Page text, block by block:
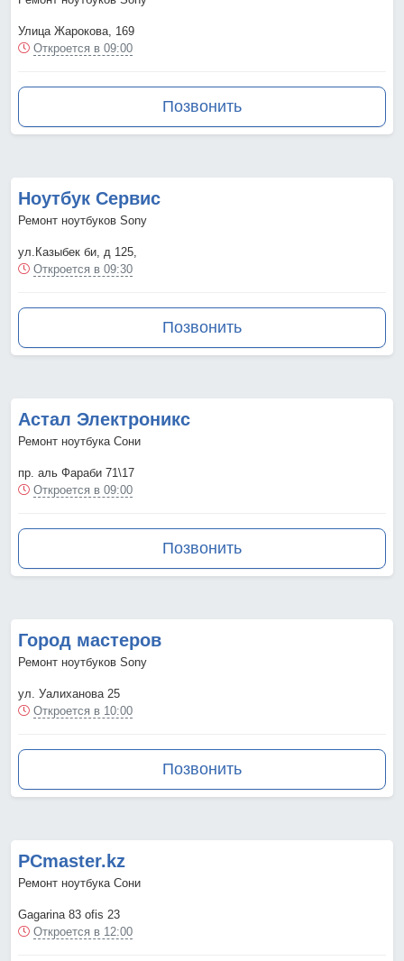
Улица Жарокова, 169
Откроется в 09:00
Позвонить
Ноутбук Сервис
Ремонт ноутбуков Sony
ул.Казыбек би, д 125,
Откроется в 09:30
Позвонить
Астал Электроникс
Ремонт ноутбука Сони
пр. аль Фараби 71\17
Откроется в 09:00
Позвонить
Город мастеров
Ремонт ноутбуков Sony
ул. Уалиханова 25
Откроется в 10:00
Позвонить
PCmaster.kz
Ремонт ноутбука Сони
Gagarina 83 ofis 23
Откроется в 12:00